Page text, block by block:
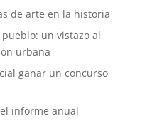
de arte en la historia
un vistazo al
urbana
ganar un concurso
informe anual